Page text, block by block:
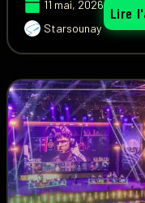
11 mai, 2026
Starsounay
Lire